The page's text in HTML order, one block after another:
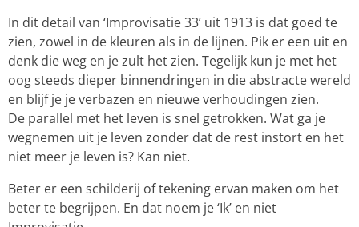
In dit detail van ‘Improvisatie 33’ uit 1913 is dat goed te
zien, zowel in de kleuren als in de lijnen. Pik er een uit en
denk die weg en je zult het zien. Tegelijk kun je met het
oog steeds dieper binnendringen in die abstracte wereld
en blijf je je verbazen en nieuwe verhoudingen zien.
De parallel met het leven is snel getrokken. Wat ga je
wegnemen uit je leven zonder dat de rest instort en het
niet meer je leven is? Kan niet.
Beter er een schilderij of tekening ervan maken om het
beter te begrijpen. En dat noem je ‘Ik’ en niet